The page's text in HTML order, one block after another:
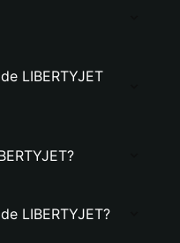
LIBERTYJET
LIBERTYJET?